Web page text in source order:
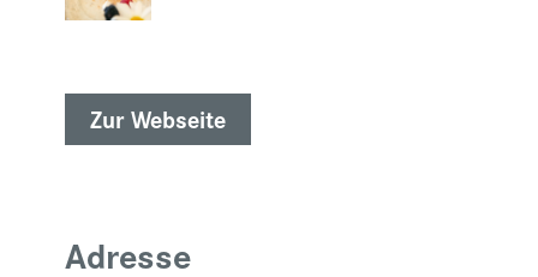
Zur Webseite
Adresse